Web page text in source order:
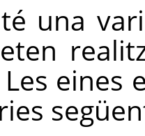
té una
eines